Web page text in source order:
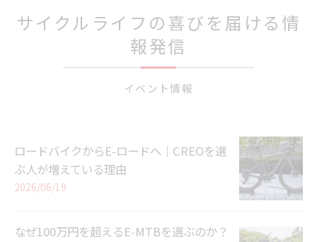
サイクルライフの喜びを届ける情
報発信
イベント情報
ロードバイクからE-ロードへ｜CREOを選
ぶ人が増えている理由
2026/06/19
なぜ100万円を超えるE-MTBを選ぶのか？